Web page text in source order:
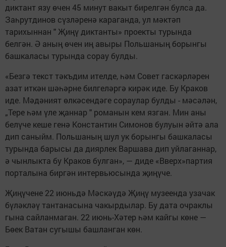
диктант язу өчен 45 минут вакыт бирелгән булса да.
Заһрутдинов сүзләренә караганда, ул мәктәп
тарихыннан " Җиңү диктанты» проекты турында
белгән. Ә аның өчен иң авыры Польшаның борынгы
башкаласы турында сорау булды.
«Безгә текст тәкъдим ителде, һәм Совет гаскәрләрен
азат иткән шәһәрне билгеләргә кирәк иде. Бу Краков
иде. Мәдәният өлкәсендәге сораулар булды - мәсәлән,
„Тере һәм үле җаннар " романын кем язган. Мин аны
белүче кеше генә Константин Симонов булуын әйтә ала
дип саныйм. Польшаның шул ук борынгы башкаласы
турында барысы да диярлек Варшава дип уйлаганнар,
ә чынлыкта бу Краков булган», — диде «Вверх»партия
порталына биргән интервьюсында җиңүче.
Җиңүчене 22 июньдә Мәскәүдә Җиңү музеенда узачак
бүләкләү тантанасына чакырдылар. Бу дата очраклы
гына сайланмаган. 22 июнь-Хәтер һәм кайгы көне —
Бөек Ватан сугышы башланган көн.